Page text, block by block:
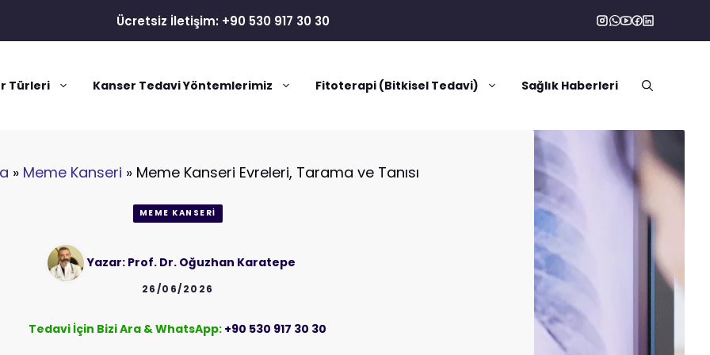
Ücretsiz İletişim: +90 530 917 30 30
Türleri Kanser Tedavi Yöntemlerimiz Fitoterapi (Bitkisel Tedavi) Sağlık Haberleri
» Meme Kanseri » Meme Kanseri Evreleri, Tarama ve Tanısı
MEME KANSERI
Yazar: Prof. Dr. Oğuzhan Karatepe
26/06/2026
Tedavi İçin Bizi Ara & WhatsApp: +90 530 917 30 30